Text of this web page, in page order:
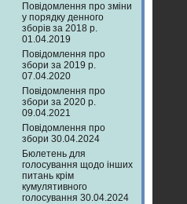
Повідомлення про зміни
у порядку денного
зборів за 2018 р.
01.04.2019
Повідомлення про
збори за 2019 р.
07.04.2020
Повідомлення про
збори за 2020 р.
09.04.2021
Повідомлення про
збори 30.04.2024
Бюлетень для
голосування щодо інших
питань крім
кумулятивного
голосування 30.04.2024